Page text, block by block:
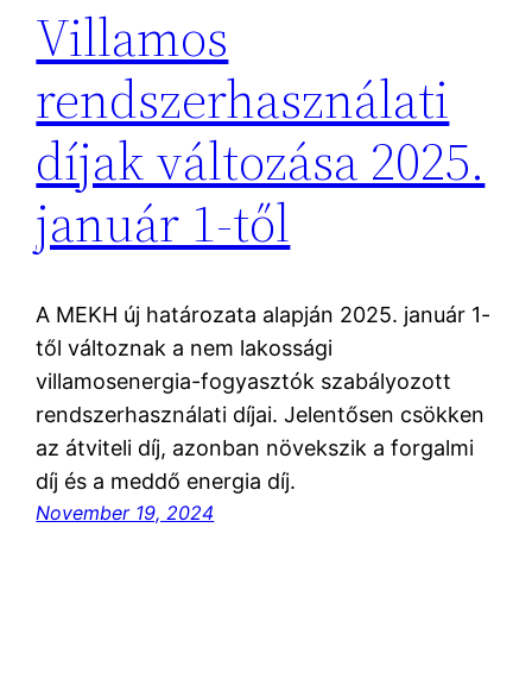
Villamos
rendszerhasználati
díjak változása 2025.
január 1-től
A MEKH új határozata alapján 2025. január 1-
től változnak a nem lakossági
villamosenergia-fogyasztók szabályozott
rendszerhasználati díjai. Jelentősen csökken
az átviteli díj, azonban növekszik a forgalmi
díj és a meddő energia díj.
November 19, 2024